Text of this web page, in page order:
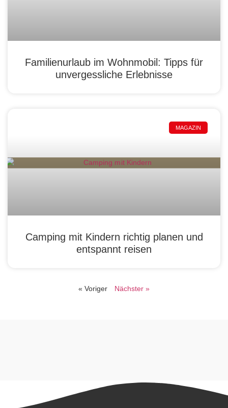
Familienurlaub im Wohnmobil: Tipps für
unvergessliche Erlebnisse
MAGAZIN
Camping mit Kindern richtig planen und
entspannt reisen
« Voriger Nächster »